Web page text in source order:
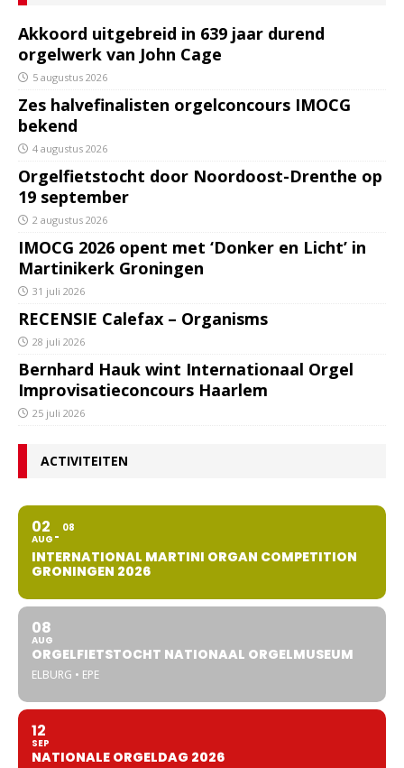
Akkoord uitgebreid in 639 jaar durend
orgelwerk van John Cage
5 augustus 2026
Zes halvefinalisten orgelconcours IMOCG
bekend
4 augustus 2026
Orgelfietstocht door Noordoost-Drenthe op
19 september
2 augustus 2026
IMOCG 2026 opent met ‘Donker en Licht’ in
Martinikerk Groningen
31 juli 2026
RECENSIE Calefax – Organisms
28 juli 2026
Bernhard Hauk wint Internationaal Orgel
Improvisatieconcours Haarlem
25 juli 2026
ACTIVITEITEN
02
AUG
08
INTERNATIONAL MARTINI ORGAN COMPETITION
GRONINGEN 2026
08
AUG
ORGELFIETSTOCHT NATIONAAL ORGELMUSEUM
ELBURG • EPE
12
SEP
NATIONALE ORGELDAG 2026